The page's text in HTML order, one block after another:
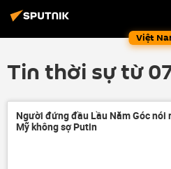
Việt
Tin thời sự từ
Người đứng đầu Lầu Năm Góc nói
Mỹ không sợ Putin